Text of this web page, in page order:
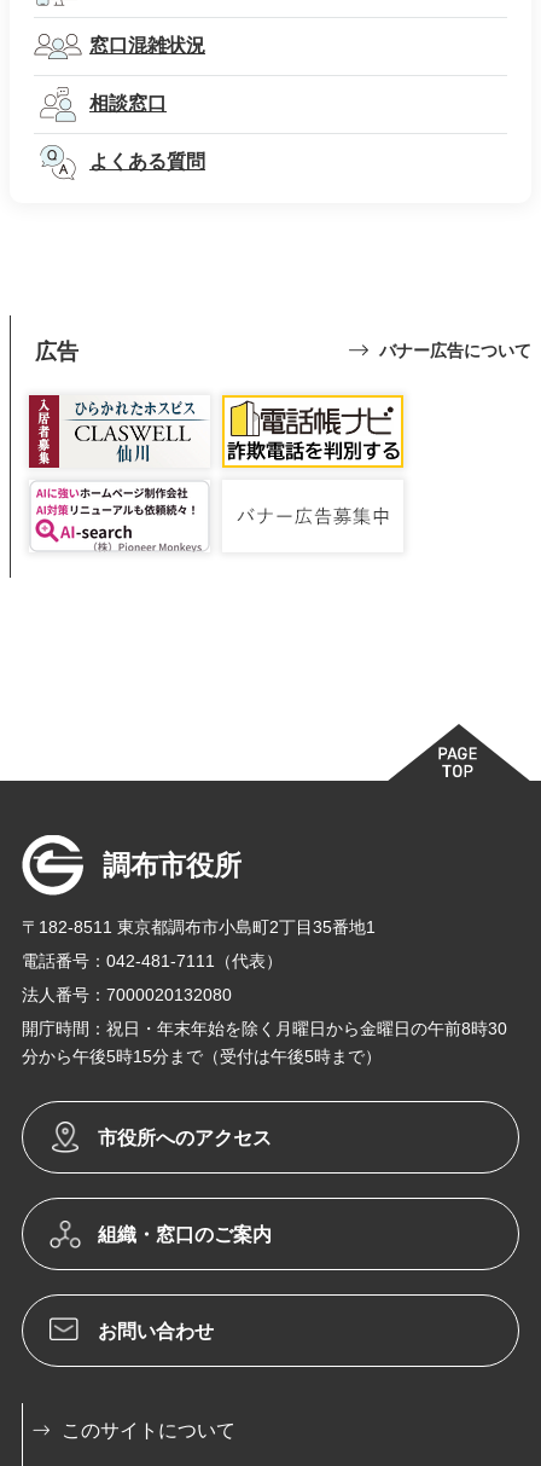
窓口混雑状況
相談窓口
よくある質問
広告 バナー広告について
調布市役所
〒182-8511 東京都調布市小島町2丁目35番地1
電話番号：042-481-7111（代表）
法人番号：7000020132080
開庁時間：祝日・年末年始を除く月曜日から金曜日の午前8時30
分から午後5時15分まで（受付は午後5時まで）
市役所へのアクセス
組織・窓口のご案内
お問い合わせ
このサイトについて